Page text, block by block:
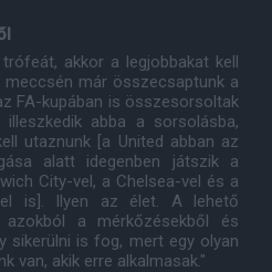
akkor a legjobbakat kell
már összecsaptunk a
FA-kupában is összesorsoltak
abba a sorsolásba,
utaznunk [a United abban az
alatt idegenben játszik a
City-vel, a Chelsea-vel és a
is]. Ilyen az élet. A lehető
azokból a mérkőzésekből és
sikerülni is fog, mert egy olyan
van, akik erre alkalmasak."